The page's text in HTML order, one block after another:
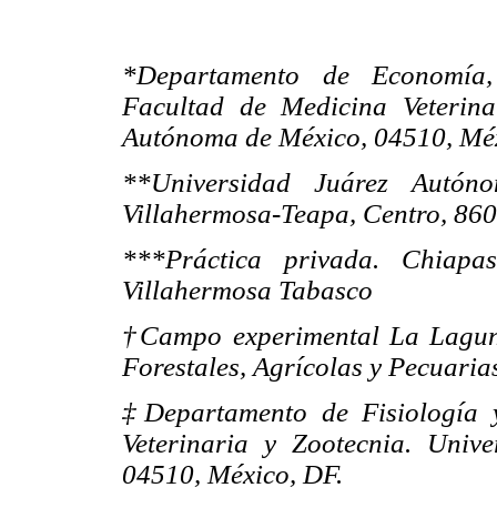
*Departamento de
Facultad de Medicina
Autónoma de México, 04510,
**Universidad Juárez
Villahermosa-Teapa, Centro,
***Práctica privada.
Villahermosa Tabasco
†Campo experimental La
Forestales, Agrícolas y
‡Departamento de Fisiología
Veterinaria y Zootecnia.
04510, México, DF.